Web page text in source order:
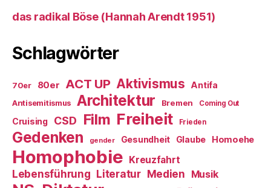
das radikal Böse (Hannah Arendt 1951)
Schlagwörter
70er 80er ACT UP Aktivismus Antifa
Antisemitismus Architektur Bremen Coming Out
Cruising CSD Film Freiheit Frieden
Gedenken gender Gesundheit Glaube Homoehe
Homophobie Kreuzfahrt
Lebensführung Literatur Medien Musik